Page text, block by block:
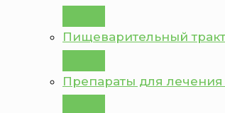
Пищеварительный
Препараты для лечения